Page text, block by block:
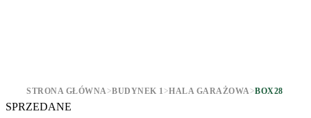
STRONA GŁÓWNA>BUDYNEK 1 >HALA GARAŻOWA>BOX28
SPRZEDANE